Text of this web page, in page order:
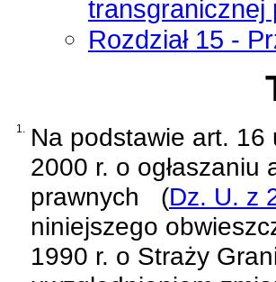
transgranicznej
Rozdział 15 -
1. Na podstawie art. 16
2000 r. o
prawnych
(Dz. U. z
niniejszego
1990 r. o Straży